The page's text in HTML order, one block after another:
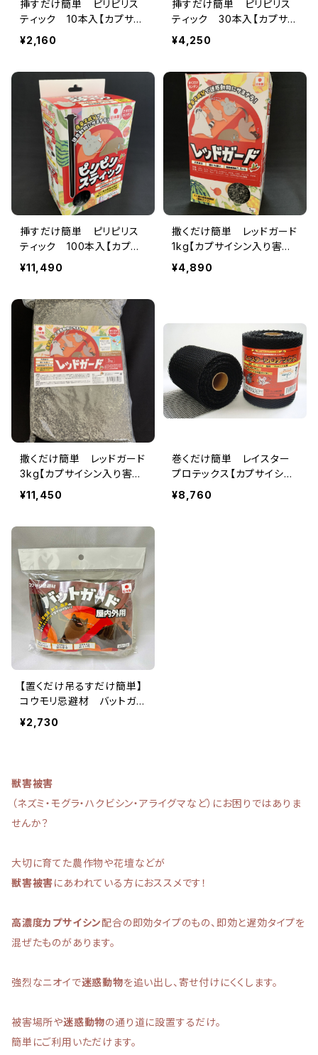
挿すだけ簡単 ピリピリス
ティック 10本入【カプサイ
シン入り害獣忌避剤】
¥2,160
挿すだけ簡単 ピリピリス
ティック 30本入【カプサイ
シン入り害獣忌避剤】
¥4,250
挿すだけ簡単 ピリピリス
ティック 100本入【カプサ
イシン入り害獣忌避剤】
¥11,490
撒くだけ簡単 レッドガード
1kg【カプサイシン入り害獣
忌避剤】ハクビシン・アライ
グマ・ウサギ・モグラなどの
¥4,890
撒くだけ簡単 レッドガード
3kg【カプサイシン入り害獣
忌避剤】ハクビシン・アライ
グマ・ウサギ・モグラなどの
¥11,450
巻くだけ簡単 レイスター
プロテックス【カプサイシン
入り生分解性忌避ネット】
¥8,760
【置くだけ吊るすだけ簡単】
コウモリ忌避材 バットガ
ード屋内外用 50gx6袋【カ
プサイシン入り害獣忌避剤】
¥2,730
獣害被害
（ネズミ・モグラ・ハクビシン・アライグマなど）にお困りではありま
せんか？
大切に育てた農作物や花壇などが
獣害被害にあわれている方におススメです！
高濃度カプサイシン配合の即効タイプのもの、即効と遅効タイプを
混ぜたものがあります。
強烈なニオイで迷惑動物を追い出し、寄せ付けにくくします。
被害場所や迷惑動物の通り道に設置するだけ。
簡単にご利用いただけます。